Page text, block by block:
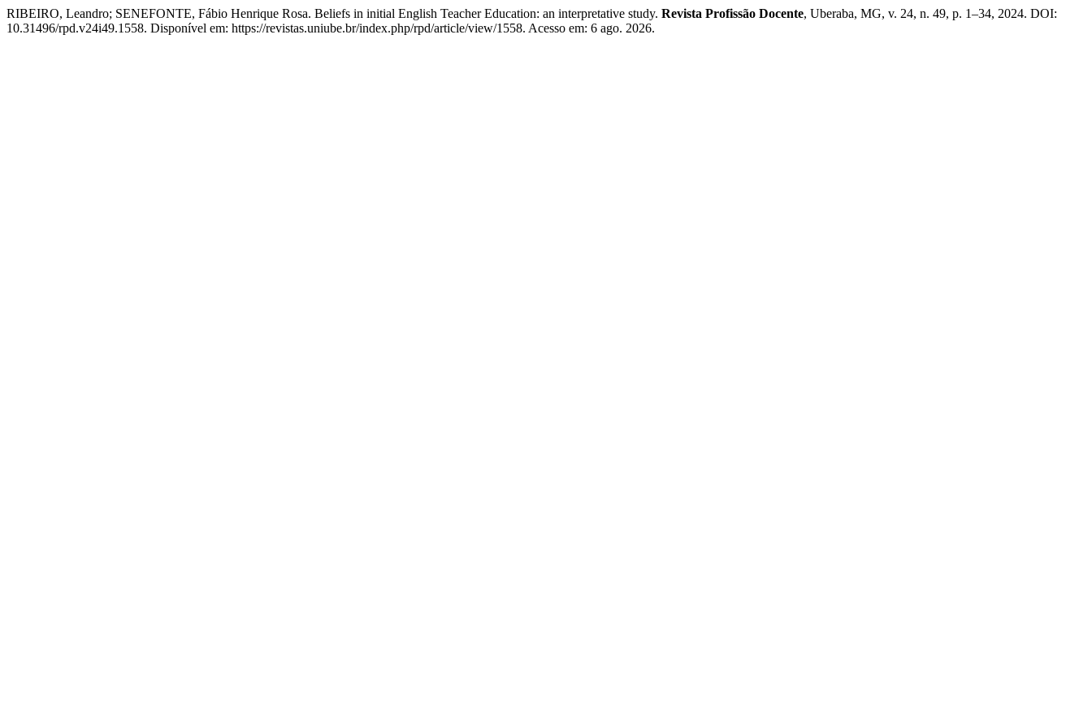
RIBEIRO, Leandro; SENEFONTE, Fábio Henrique Rosa. Beliefs in initial English Teacher Education: an interpretative study. Revista Profissão Docente, Uberaba, MG, v. 24, n. 49, p. 1–34, 2024. DOI:
10.31496/rpd.v24i49.1558. Disponível em: https://revistas.uniube.br/index.php/rpd/article/view/1558. Acesso em: 6 ago. 2026.